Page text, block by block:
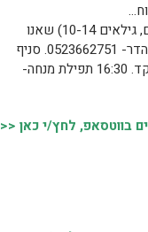
* הורים המעוניינים לרשום את ילדיהם לשבט יובל (שבט לילדים בעלי צרכים מיוחדים, גילאים 10-14) שאנו
נמצאים כעת בתהליכים לפתיחתו, מוזמנים לפנות לרכזי הסניף: עומרי- 0523662741, הדר- 0523662751. סניף
שמשוני-קייזר: 16:00 שיעור חניכים בנושא שמיטה. 16:00 מפקד מדריכים. 16:15 מפקד. 16:30 תפילת מנחה-
בווטסאפ, לחץ/י כאן <<